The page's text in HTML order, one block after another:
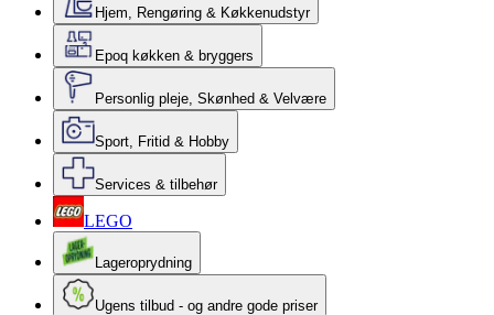
Hjem, Rengøring & Køkkenudstyr
Epoq køkken & bryggers
Personlig pleje, Skønhed & Velvære
Sport, Fritid & Hobby
Services & tilbehør
LEGO
Lageroprydning
Ugens tilbud - og andre gode priser